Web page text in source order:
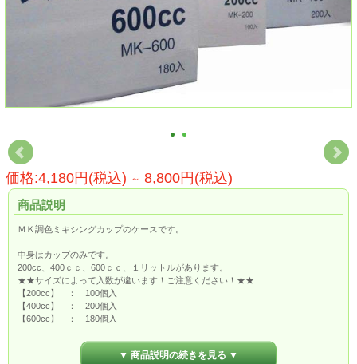
価格:4,180円(税込) ～ 8,800円(税込)
商品説明
ＭＫ調色ミキシングカップのケースです。
中身はカップのみです。
200cc、400ｃｃ、600ｃｃ、１リットルがあります。
★★サイズによって入数が違います！ご注意ください！★★
【200cc】 ： 100個入
【400cc】 ： 200個入
【600cc】 ： 180個入
目盛付きで容器じたい少し固めなので、カップ単体で立ちます。
▼ 商品説明の続きを見る ▼